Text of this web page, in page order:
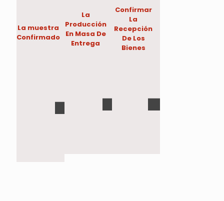
La muestra
Confirmado
La
Producción
En Masa De
Entrega
Confirmar
La
Recepción
De Los
Bienes